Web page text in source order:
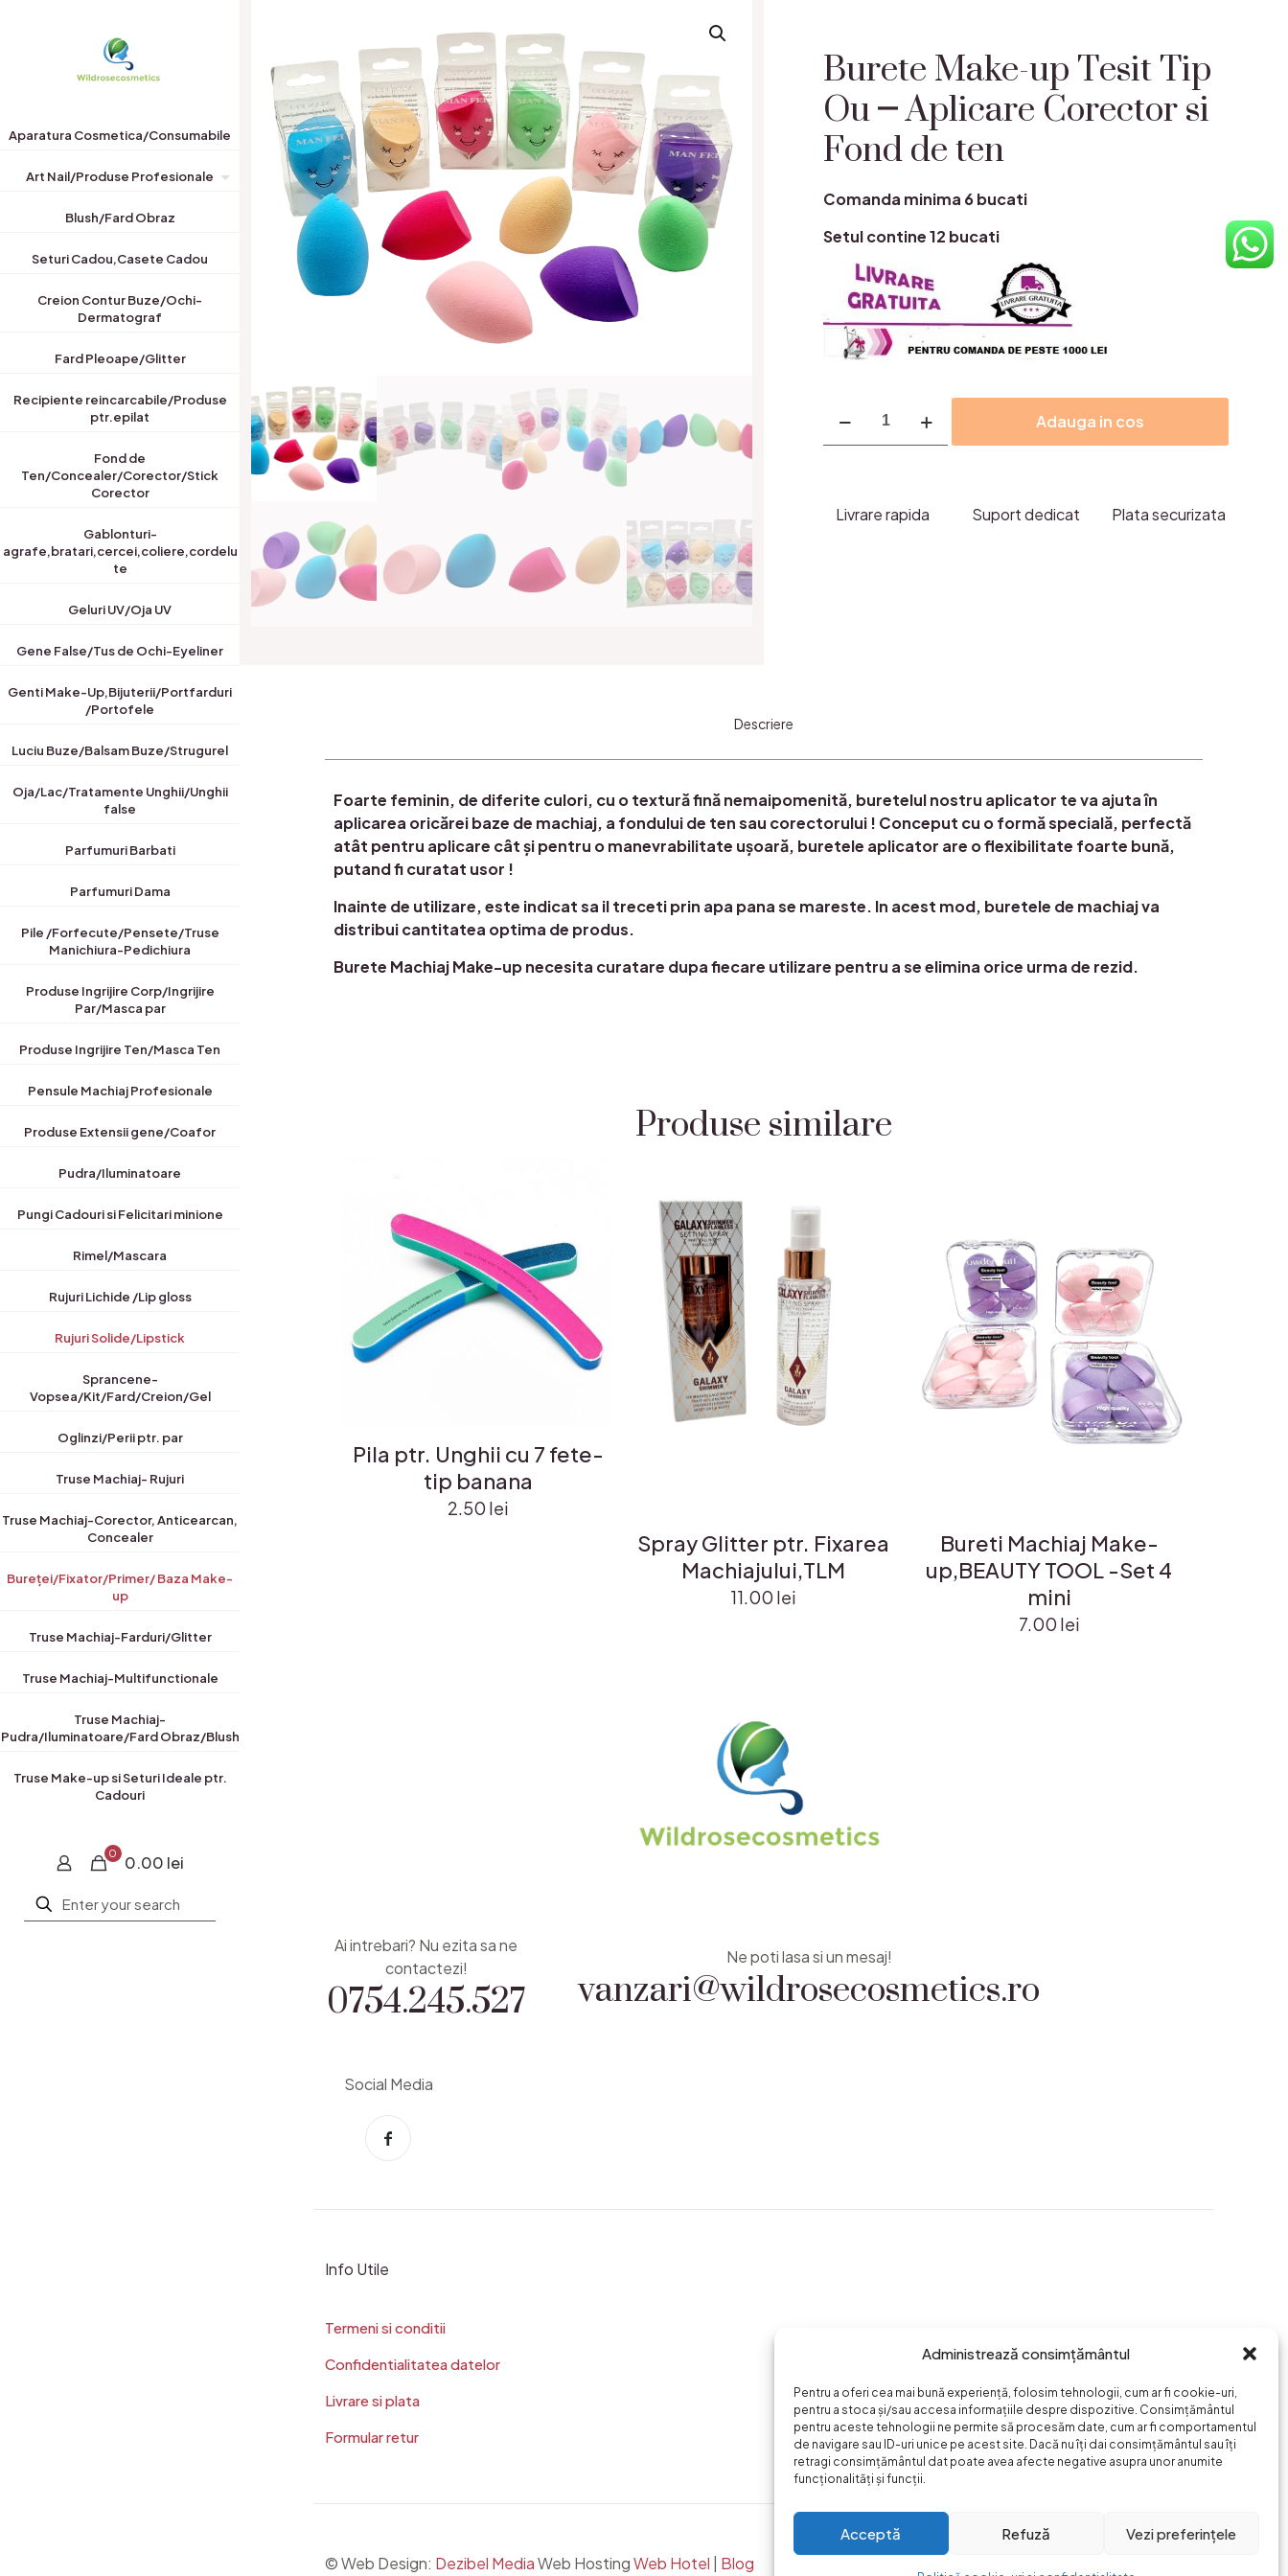
Administrează consimțământul
Pentru a oferi cea mai bună experiență, folosim tehnologii, cum ar fi cookie-uri,
pentru a stoca și/sau accesa informațiile despre dispozitive. Consimțământul
pentru aceste tehnologii ne permite să procesăm date, cum ar fi comportamentul
de navigare sau ID-uri unice pe acest site. Dacă nu îți dai consimțământul sau îți
retragi consimțământul dat poate avea afecte negative asupra unor anumite
funcționalități și funcții.
Acceptă Refuză Vezi preferințele
Aparatura Cosmetica/Consumabile
Art Nail/Produse Profesionale
Blush/Fard Obraz
Seturi Cadou,Casete Cadou
Creion Contur Buze/Ochi-
Dermatograf
Fard Pleoape/Glitter
Recipiente reincarcabile/Produse
ptr.epilat
Fond de
Ten/Concealer/Corector/Stick
Corector
Gablonturi-
agrafe,bratari,cercei,coliere,cordelu
te
Geluri UV/Oja UV
Gene False/Tus de Ochi-Eyeliner
Genti Make-Up,Bijuterii/Portfarduri
/Portofele
Luciu Buze/Balsam Buze/Strugurel
Oja/Lac/Tratamente Unghii/Unghii
false
Parfumuri Barbati
Parfumuri Dama
Pile /Forfecute/Pensete/Truse
Manichiura-Pedichiura
Produse Ingrijire Corp/Ingrijire
Par/Masca par
Produse Ingrijire Ten/Masca Ten
Pensule Machiaj Profesionale
Produse Extensii gene/Coafor
Pudra/Iluminatoare
Pungi Cadouri si Felicitari minione
Rimel/Mascara
Rujuri Lichide /Lip gloss
Rujuri Solide/Lipstick
Sprancene-
Vopsea/Kit/Fard/Creion/Gel
Oglinzi/Perii ptr. par
Truse Machiaj- Rujuri
Truse Machiaj-Corector, Anticearcan,
Concealer
Bureței/Fixator/Primer/ Baza Make-
up
Truse Machiaj-Farduri/Glitter
Truse Machiaj-Multifunctionale
Truse Machiaj-
Pudra/Iluminatoare/Fard Obraz/Blush
Truse Make-up si Seturi Ideale ptr.
Cadouri
0 0.00 lei
Burete Make-up Tesit Tip
Ou – Aplicare Corector si
Fond de ten
Comanda minima 6 bucati
Setul contine 12 bucati
Burete
Tip
Adauga in cos
Livrare rapida Suport dedicat Plata securizata
Descriere
Foarte feminin, de diferite culori, cu o textură fină nemaipomenită, buretelul nostru aplicator te va ajuta în
aplicarea oricărei baze de machiaj, a fondului de ten sau corectorului ! Conceput cu o formă specială, perfectă
atât pentru aplicare cât şi pentru o manevrabilitate uşoară, buretele aplicator are o flexibilitate foarte bună,
putand fi curatat usor !
Inainte de utilizare, este indicat sa il treceti prin apa pana se mareste. In acest mod, buretele de machiaj va
distribui cantitatea optima de produs.
Burete Machiaj Make-up necesita curatare dupa fiecare utilizare pentru a se elimina orice urma de rezid.
Produse similare
Pila ptr. Unghii cu 7 fete-
tip banana
2.50 lei
Spray Glitter ptr. Fixarea
Machiajului,TLM
11.00 lei
Bureti Machiaj Make-
up,BEAUTY TOOL -Set 4
mini
7.00 lei
0754.245.527
Ai intrebari? Nu ezita sa ne
contactezi!
vanzari@wildrosecosmetics.ro
Ne poti lasa si un mesaj!
Social Media
Info Utile
Termeni si conditii
Confidentialitatea datelor
Livrare si plata
Formular retur
© Web Design: Dezibel MediaWeb HostingWeb Hotel Blog